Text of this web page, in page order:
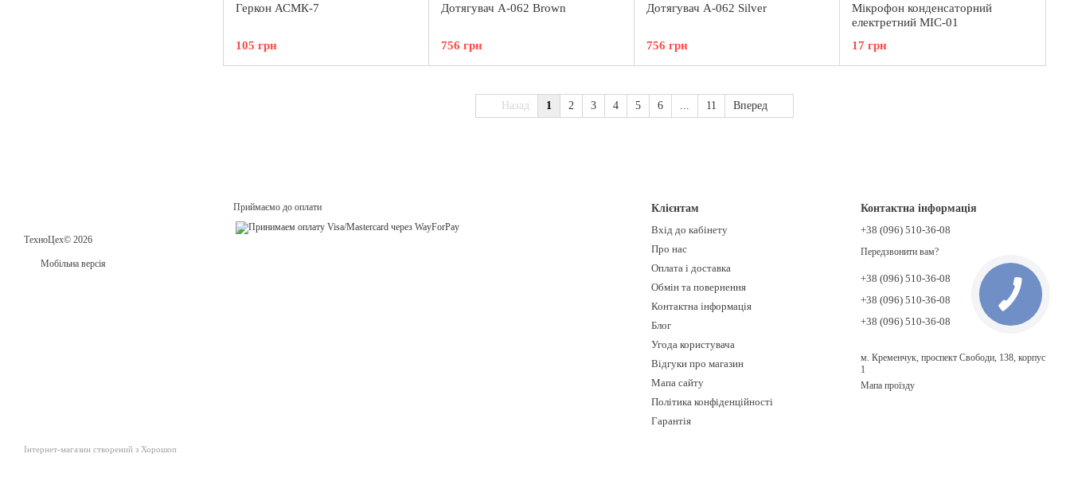
Геркон АСМК-7
105 грн
Дотягувач A-062 Brown
756 грн
Дотягувач A-062 Silver
756 грн
Мікрофон конденсаторний
електретний MIC-01
17 грн
Назад 1 2 3 4 5 6 ... 11 Вперед
ТехноЦех© 2026
Мобільна версія
Інтернет-магазин створений з Хорошоп
Приймаємо до оплати
Клієнтам
Вхід до кабінету
Про нас
Оплата і доставка
Обмін та повернення
Контактна інформація
Блог
Угода користувача
Відгуки про магазин
Мапа сайту
Політика конфіденційності
Гарантія
Контактна інформація
+38 (096) 510-36-08
Передзвонити вам?
+38 (096) 510-36-08
+38 (096) 510-36-08
+38 (096) 510-36-08
м. Кременчук, проспект Свободи, 138, корпус
1
Мапа проїзду